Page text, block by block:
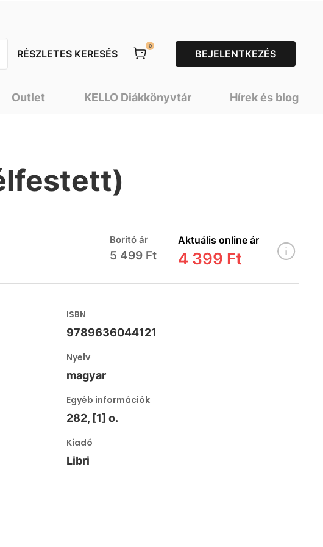
RÉSZLETES KERESÉS
0
BEJELENTKEZÉS
Outlet KELLO Diákkönyvtár Hírek és blog
Borító ár
5 499 Ft
Aktuális online ár
4 399 Ft
ISBN
9789636044121
Nyelv
magyar
Egyéb információk
282, [1] o.
Kiadó
Libri